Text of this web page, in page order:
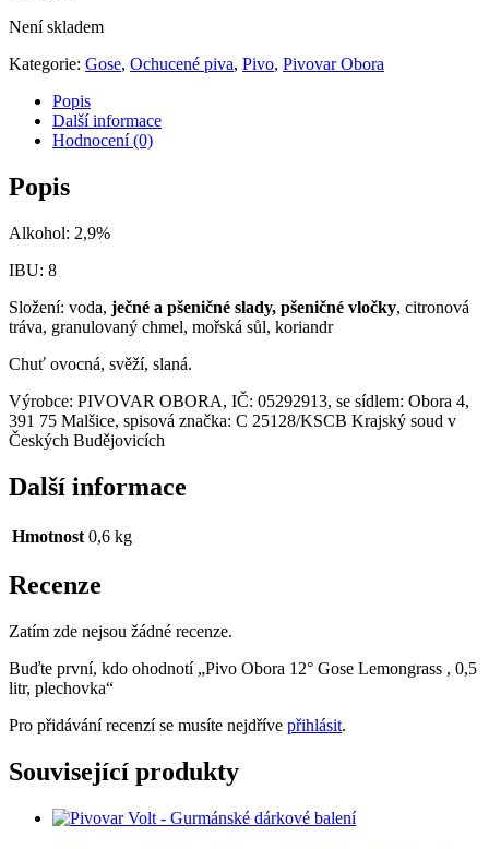
Není skladem
Kategorie: Gose, Ochucené piva, Pivo, Pivovar Obora
Popis
Další informace
Hodnocení (0)
Popis
Alkohol: 2,9%
IBU: 8
Složení: voda, ječné a pšeničné slady, pšeničné vločky, citronová
tráva, granulovaný chmel, mořská sůl, koriandr
Chuť ovocná, svěží, slaná.
Výrobce: PIVOVAR OBORA, IČ: 05292913, se sídlem: Obora 4,
391 75 Malšice, spisová značka: C 25128/KSCB Krajský soud v
Českých Budějovicích
Další informace
Hmotnost 0,6 kg
Recenze
Zatím zde nejsou žádné recenze.
Buďte první, kdo ohodnotí „Pivo Obora 12° Gose Lemongrass , 0,5
litr, plechovka“
Pro přidávání recenzí se musíte nejdříve přihlásit.
Související produkty